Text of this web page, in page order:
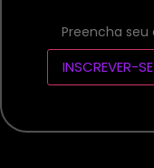
INSCREVER-SE